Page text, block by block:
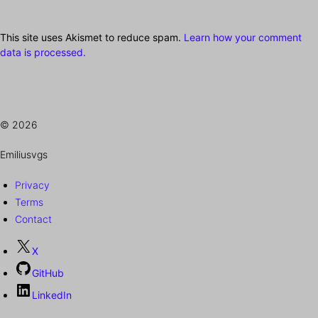
This site uses Akismet to reduce spam. Learn how your comment
data is processed.
© 2026
Emiliusvgs
Privacy
Terms
Contact
X
GitHub
LinkedIn